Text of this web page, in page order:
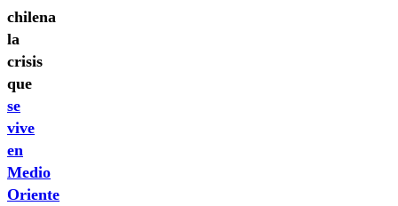
chilena
la
crisis
que
se
vive
en
Medio
Oriente